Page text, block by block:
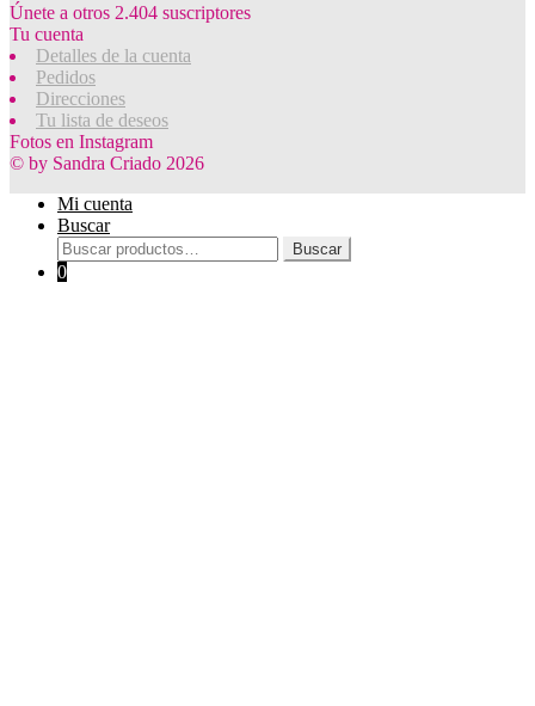
Únete a otros 2.404 suscriptores
Tu cuenta
Detalles de la cuenta
Pedidos
Direcciones
Tu lista de deseos
Fotos en Instagram
© by Sandra Criado 2026
Mi cuenta
Buscar
Buscar
por:
Buscar
0